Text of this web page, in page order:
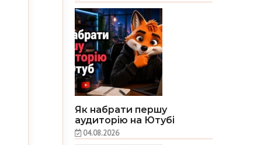
Як набрати першу
аудиторію на Ютубі
04.08.2026